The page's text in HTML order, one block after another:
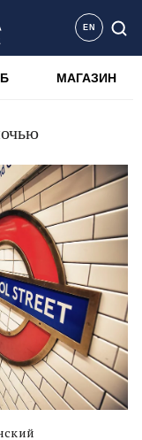
EN
МАГАЗИН